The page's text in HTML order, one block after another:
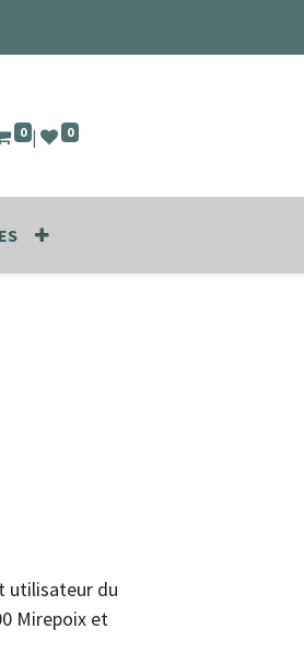
0 | 0
utilisateur du
Mirepoix et